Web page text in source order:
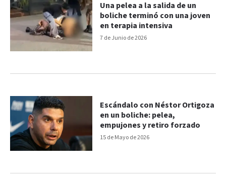
7 de Junio de 2026
Una pelea a la salida de un
boliche terminó con una joven
en terapia intensiva
15 de Mayo de 2026
Escándalo con Néstor Ortigoza
en un boliche: pelea,
empujones y retiro forzado